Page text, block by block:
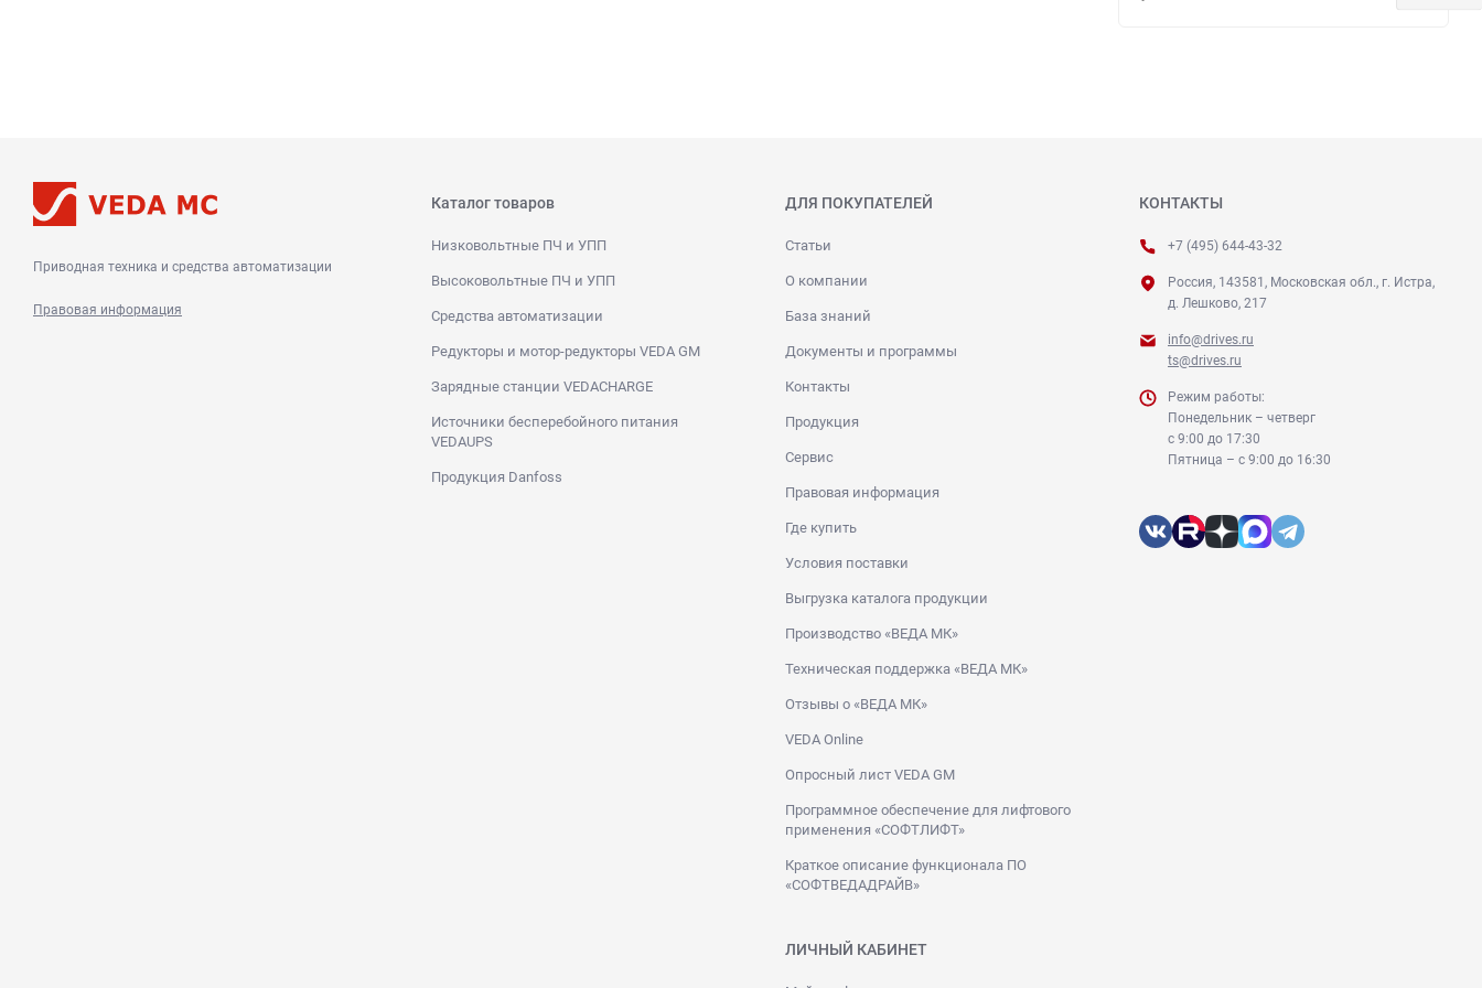
Приводная техника и средства автоматизации
Правовая информация
Каталог товаров
Низковольтные ПЧ и УПП
Высоковольтные ПЧ и УПП
Средства автоматизации
Редукторы и мотор-редукторы VEDA GM
Зарядные станции VEDACHARGE
Источники бесперебойного питания
VEDAUPS
Продукция Danfoss
ДЛЯ ПОКУПАТЕЛЕЙ
Статьи
О компании
База знаний
Документы и программы
Контакты
Продукция
Сервис
Правовая информация
Где купить
Условия поставки
Выгрузка каталога продукции
Производство «ВЕДА МК»
Техническая поддержка «ВЕДА МК»
Отзывы о «ВЕДА МК»
VEDA Online
Опросный лист VEDA GM
Программное обеспечение для лифтового
применения «СОФТЛИФТ»
Краткое описание функционала ПО
«СОФТВЕДАДРАЙВ»
ЛИЧНЫЙ КАБИНЕТ
КОНТАКТЫ
+7 (495) 644-43-32
Россия, 143581, Московская обл., г. Истра,
д. Лешково, 217
info@drives.ru
ts@drives.ru
Режим работы:
Понедельник – четверг
с 9:00 до 17:30
Пятница – с 9:00 до 16:30